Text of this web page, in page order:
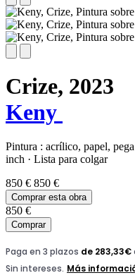
Crize, 2023
Keny
Pintura : acrílico, papel, pega
inch · Lista para colgar
850 € 850 €
Comprar esta obra
850 €
Comprar